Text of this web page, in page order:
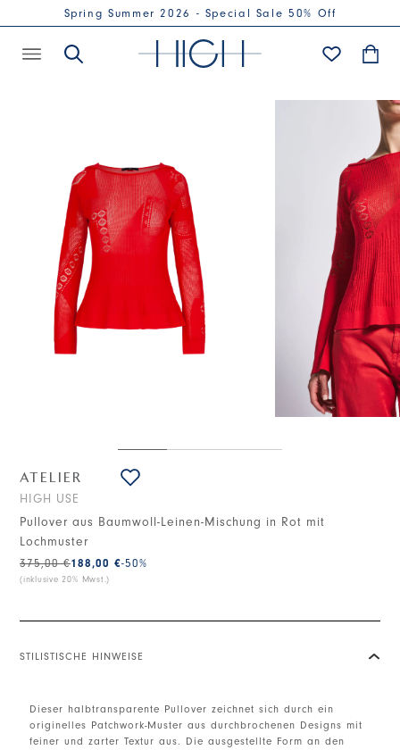
Spring Summer 2026 - Special Sale 50% Off
ATELIER
HIGH USE
Pullover aus Baumwoll-Leinen-Mischung in Rot mit
Lochmuster
188,00 €
375,00 € -50%
(inklusive 20% Mwst.)
STILISTISCHE HINWEISE
Dieser halbtransparente Pullover zeichnet sich durch ein
originelles Patchwork-Muster aus durchbrochenen Designs mit
feiner und zarter Textur aus. Die ausgestellte Form an den